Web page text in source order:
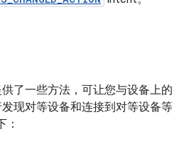
了一些方法，可让您与设备上的
现对等设备和连接到对等设备等
：